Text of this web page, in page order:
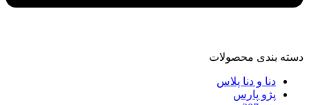
دسته‌ بندی محصولات
دنا و دنا پلاس
پژو پارس